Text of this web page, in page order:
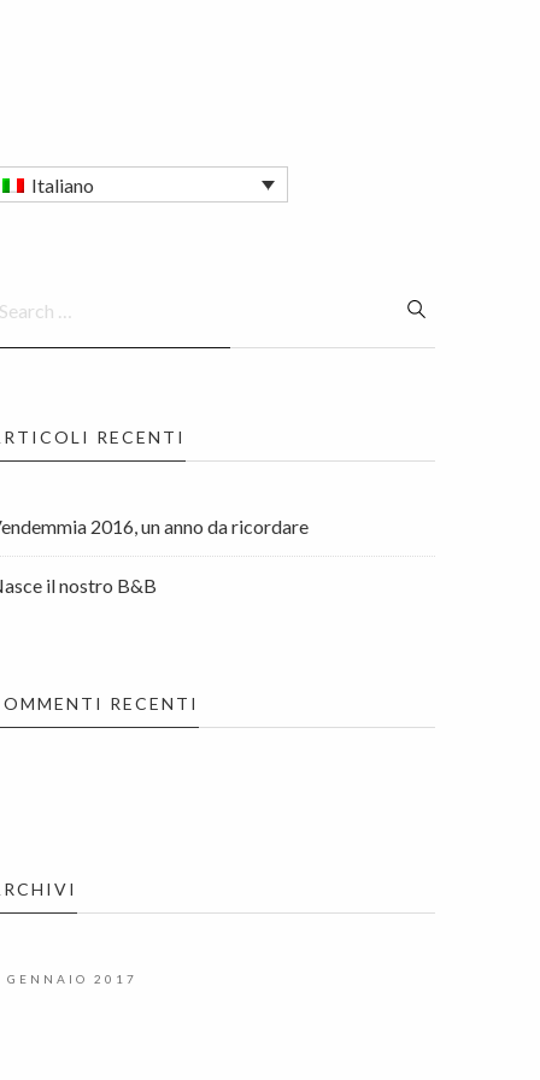
Italiano
RECENTI
2016, un anno da ricordare
il nostro B&B
RECENTI
GENNAIO 2017